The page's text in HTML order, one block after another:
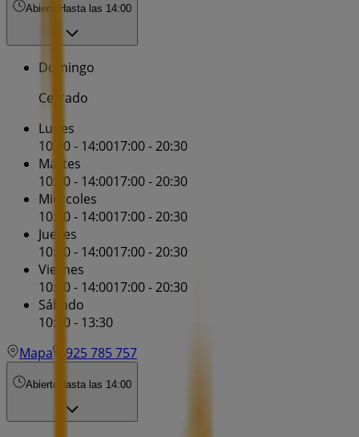
Abierto Hasta las 14:00
Domingo
Cerrado
Lunes
10:00 - 14:0017:00 - 20:30
Martes
10:00 - 14:0017:00 - 20:30
Miércoles
10:00 - 14:0017:00 - 20:30
Jueves
10:00 - 14:0017:00 - 20:30
Viernes
10:00 - 14:0017:00 - 20:30
Sábado
10:00 - 13:30
Mapa
925 785 757
Abierto Hasta las 14:00